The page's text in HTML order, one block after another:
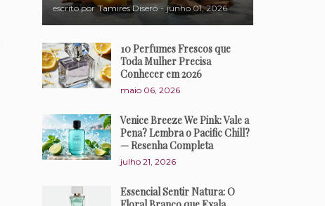
escrito por Tamires Diseró - junho 01, 2026
10 Perfumes Frescos que
Toda Mulher Precisa
Conhecer em 2026
maio 06, 2026
Venice Breeze We Pink: Vale a
Pena? Lembra o Pacific Chill?
— Resenha Completa
julho 21, 2026
Essencial Sentir Natura: O